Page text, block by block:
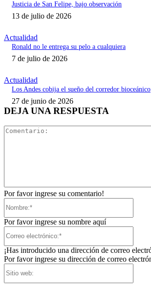
Justicia de San Felipe, bajo observación
13 de julio de 2026
Actualidad
Ronald no le entrega su pelo a cualquiera
7 de julio de 2026
Actualidad
Los Andes cobija el sueño del corredor bioceánico
27 de junio de 2026
DEJA UNA RESPUESTA
Por favor ingrese su comentario!
Por favor ingrese su nombre aquí
¡Has introducido una dirección de correo
Por favor ingrese su dirección de correo